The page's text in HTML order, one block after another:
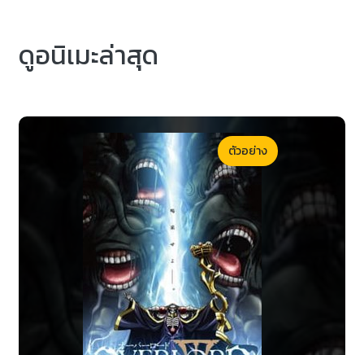
ดูอนิเมะล่าสุด
ตัวอย่าง